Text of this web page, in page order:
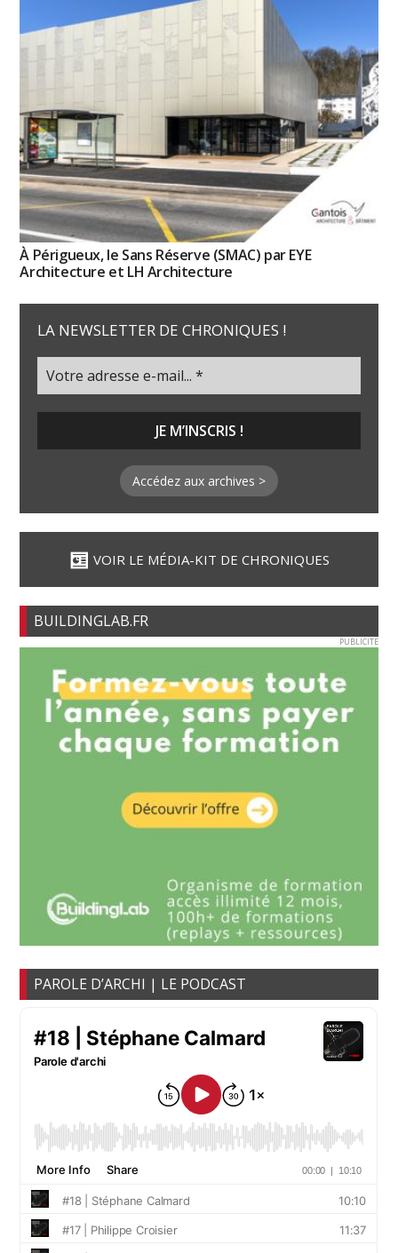
À Périgueux, le Sans Réserve (SMAC) par EYE
Architecture et LH Architecture
LA NEWSLETTER DE CHRONIQUES !
Accédez aux archives >
VOIR LE MÉDIA-KIT DE CHRONIQUES
BUILDINGLAB.FR
PUBLICITE
PAROLE D’ARCHI | LE PODCAST